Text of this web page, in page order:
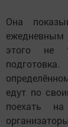
Она
этого не
едут по
поехать